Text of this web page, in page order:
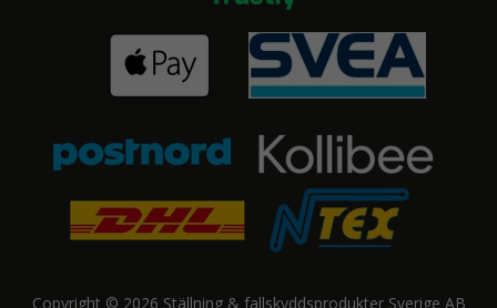
Copyright © 2026 Ställning & fallskyddsprodukter Sverige AB